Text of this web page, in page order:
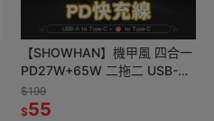
【SHOWHAN】機甲風 四合一
PD27W+65W 二拖二 USB-A
to Type-C +蘋果 to TC 快充線
$199
$55